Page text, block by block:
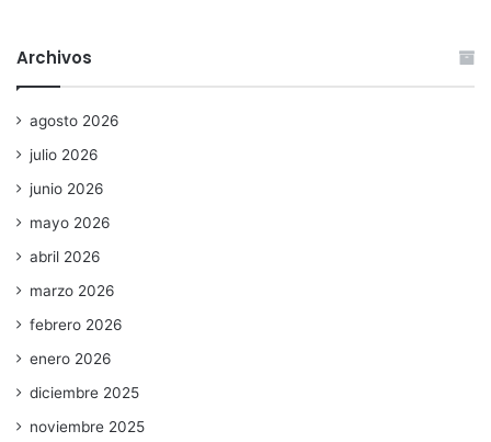
Archivos
agosto 2026
julio 2026
junio 2026
mayo 2026
abril 2026
marzo 2026
febrero 2026
enero 2026
diciembre 2025
noviembre 2025